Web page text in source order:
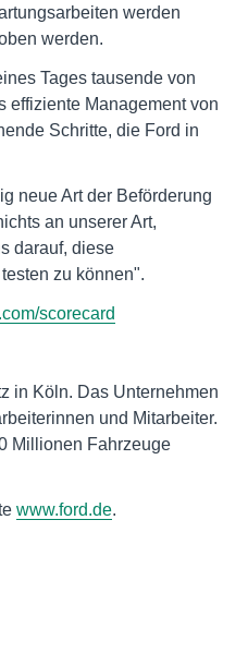
werden
werden.
Tages tausende von
effiziente Management von
Schritte, die Ford in
neue Art der Beförderung
an unserer Art,
darauf, diese
zu können".
scorecard
in Köln. Das Unternehmen
und Mitarbeiter.
Millionen Fahrzeuge
www.ford.de.